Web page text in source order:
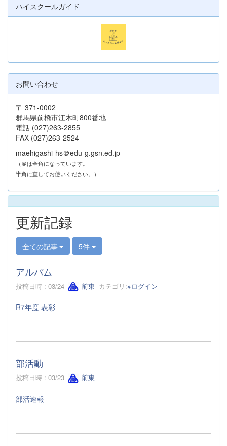
ハイスクールガイド
お問い合わせ
〒 371-0002
群馬県前橋市江木町800番地
電話 (027)263-2855
FAX (027)263-2524
maehigashi-hs＠edu-g.gsn.ed.jp
（＠は全角になっています。
半角に直してお使いください。）
更新記録
全ての記事 5件
アルバム
投稿日時 : 03/24 前東 カテゴリ:※ログイン
R7年度 表彰
部活動
投稿日時 : 03/23 前東
部活速報